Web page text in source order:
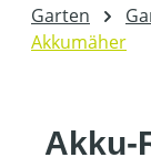
Garten
Akkumäher
Akku-